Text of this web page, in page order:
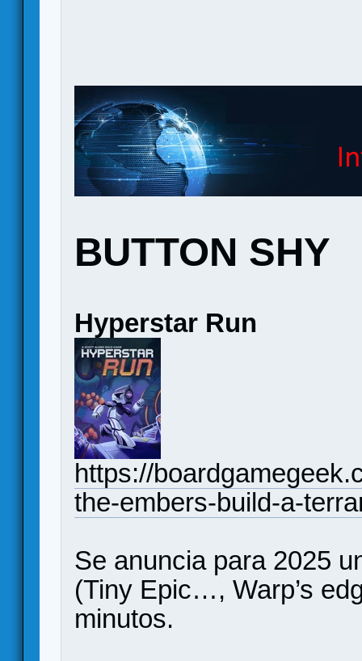
BUTTON SHY
Hyperstar Run
https://
the-embers-build-a-
Se anuncia para 2025
(Tiny Epic…, Warp’s
minutos.